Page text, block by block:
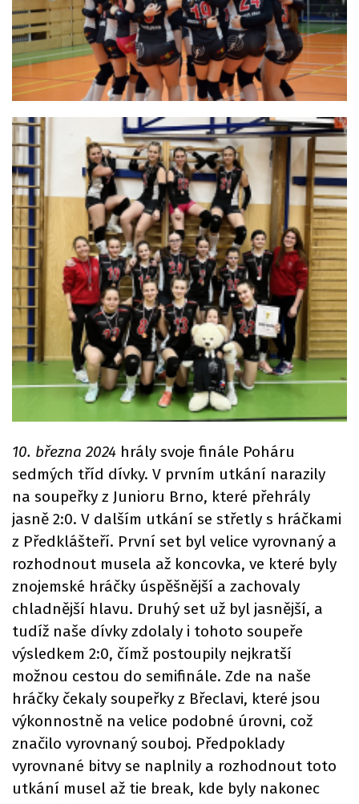
10. března 2024 hrály svoje finále Poháru
sedmých tříd dívky. V prvním utkání narazily
na soupeřky z Junioru Brno, které přehrály
jasně 2:0. V dalším utkání se střetly s hráčkami
z Předklášteří. První set byl velice vyrovnaný a
rozhodnout musela až koncovka, ve které byly
znojemské hráčky úspěšnější a zachovaly
chladnější hlavu. Druhý set už byl jasnější, a
tudíž naše dívky zdolaly i tohoto soupeře
výsledkem 2:0, čímž postoupily nejkratší
možnou cestou do semifinále. Zde na naše
hráčky čekaly soupeřky z Břeclavi, které jsou
výkonnostně na velice podobné úrovni, což
značilo vyrovnaný souboj. Předpoklady
vyrovnané bitvy se naplnily a rozhodnout toto
utkání musel až tie break, kde byly nakonec